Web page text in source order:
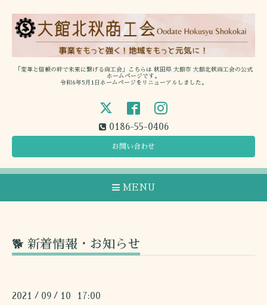
「変革と信頼の絆で未来に繋げる商工会」こちらは 秋田県 大館市 大館北秋商工会の公式
ホームページです。
令和6年5月1日ホームページをリニューアルしました。
0186-55-0406
お問い合わせ
MENU
🐕 新着情報・お知らせ
2021 / 09 / 10 17:00